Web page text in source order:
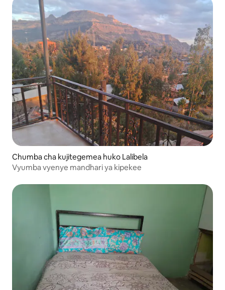
Chumba cha kujitegemea huko Lalibela
Vyumba vyenye mandhari ya kipekee